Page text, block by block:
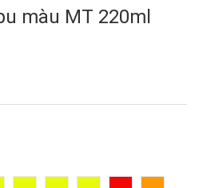
màu MT 220ml